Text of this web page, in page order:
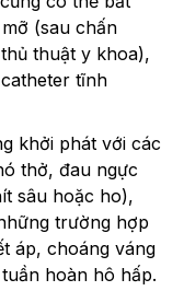
(sau chấn
thuật y khoa),
tĩnh
khởi phát với các
thở, đau ngực
sâu hoặc ho),
trường hợp
áp, choáng váng
hoàn hô hấp.